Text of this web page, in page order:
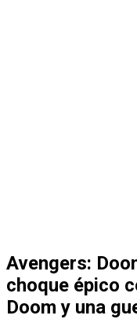
Avengers:
choque épico
Doom y una